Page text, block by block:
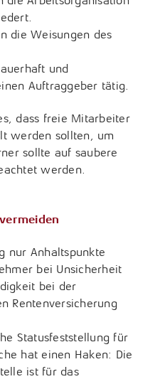
die Weisungen des
und
Auftraggeber tätig.
dass freie Mitarbeiter
werden sollten, um
sollte auf saubere
werden.
nur Anhaltspunkte
bei Unsicherheit
bei der
Rentenversicherung
Statusfeststellung für
hat einen Haken: Die
ist für das